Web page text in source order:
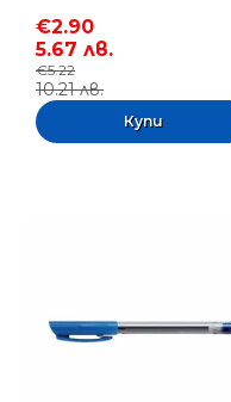
€2.90
5.67 лв.
€5.22
10.21 лв.